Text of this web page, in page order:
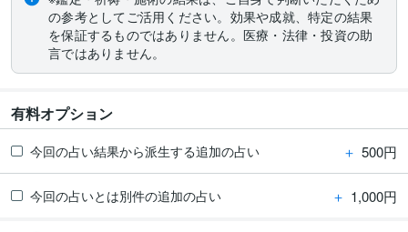
の参考としてご活用ください。効果や成就、特定の結果
を保証するものではありません。医療・法律・投資の助
言ではありません。
有料オプション
今回の占い結果から派生する追加の占い ＋ 500円
今回の占いとは別件の追加の占い ＋ 1,000円